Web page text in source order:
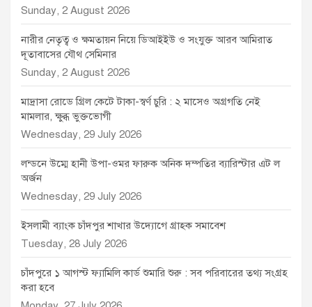
Sunday, 2 August 2026
নারীর নেতৃত্ব ও ক্ষমতায়ন নিয়ে ডিআইইউ ও সংযুক্ত আরব আমিরাত
দূতাবাসের যৌথ সেমিনার
Sunday, 2 August 2026
মাদ্রাসা রোডে গ্রিল কেটে টাকা-স্বর্ণ চুরি : ২ মাসেও অগ্রগতি নেই
মামলার, ক্ষুব্ধ ভুক্তভোগী
Wednesday, 29 July 2026
লন্ডনে উম্মে হানী উপা-ওমর ফারুক অনিক দম্পতির ব্যারিস্টার এট ল
অর্জন
Wednesday, 29 July 2026
ইসলামী ব্যাংক চাঁদপুর শাখার উদ্যোগে গ্রাহক সমাবেশ
Tuesday, 28 July 2026
চাঁদপুরে ১ আগস্ট ফ্যামিলি কার্ড শুমারি শুরু : সব পরিবারের তথ্য সংগ্রহ
করা হবে